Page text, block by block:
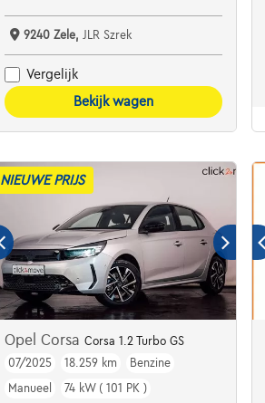
9240 Zele, JLR Szrek
Vergelijk
Bekijk wagen
NIEUWE PRIJS
Opel CorsaCorsa 1.2 Turbo GS
07/2025
18.259 km
Benzine
Manueel
74 kW ( 101 PK )